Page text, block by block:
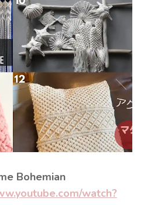
Bohemian
watch?